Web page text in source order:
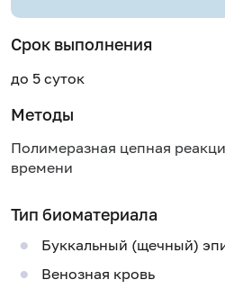
Срок выполнения
до 5 суток
Методы
Полимеразная цепная
времени
Тип биоматериала
Буккальный (щечный)
Венозная кровь